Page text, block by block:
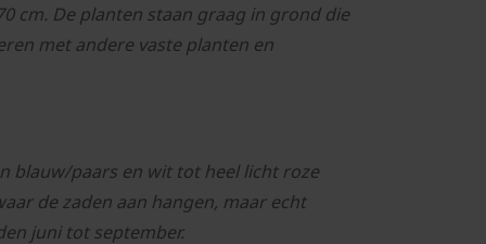
cm. De planten staan graag in grond die
met andere vaste planten en
blauw/paars en wit tot heel licht roze
de zaden aan hangen, maar echt
juni tot september.